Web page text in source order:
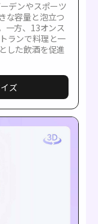
デンやスポーツ
な容量と泡立つ
一方、13オンス
ランで料理と一
した飲酒を促進
ズ